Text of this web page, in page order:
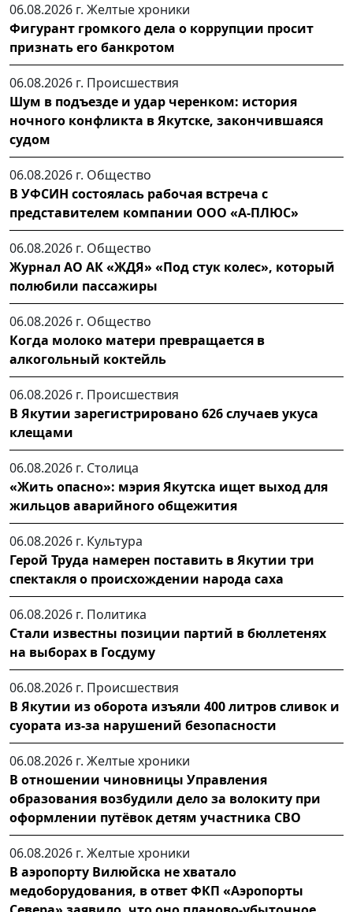
06.08.2026 г. Желтые хроники
Фигурант громкого дела о коррупции просит
признать его банкротом
06.08.2026 г. Происшествия
Шум в подъезде и удар черенком: история
ночного конфликта в Якутске, закончившаяся
судом
06.08.2026 г. Общество
В УФСИН состоялась рабочая встреча с
представителем компании ООО «А-ПЛЮС»
06.08.2026 г. Общество
Журнал АО АК «ЖДЯ» «Под стук колес», который
полюбили пассажиры
06.08.2026 г. Общество
Когда молоко матери превращается в
алкогольный коктейль
06.08.2026 г. Происшествия
В Якутии зарегистрировано 626 случаев укуса
клещами
06.08.2026 г. Столица
«Жить опасно»: мэрия Якутска ищет выход для
жильцов аварийного общежития
06.08.2026 г. Культура
Герой Труда намерен поставить в Якутии три
спектакля о происхождении народа саха
06.08.2026 г. Политика
Стали известны позиции партий в бюллетенях
на выборах в Госдуму
06.08.2026 г. Происшествия
В Якутии из оборота изъяли 400 литров сливок и
суората из-за нарушений безопасности
06.08.2026 г. Желтые хроники
В отношении чиновницы Управления
образования возбудили дело за волокиту при
оформлении путёвок детям участника СВО
06.08.2026 г. Желтые хроники
В аэропорту Вилюйска не хватало
медоборудования, в ответ ФКП «Аэропорты